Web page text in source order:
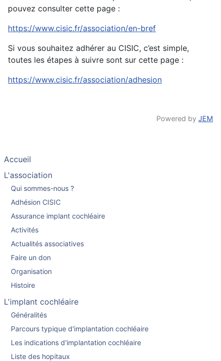
pouvez consulter cette page :
https://www.cisic.fr/association/en-bref
Si vous souhaitez adhérer au CISIC, c’est simple,
toutes les étapes à suivre sont sur cette page :
https://www.cisic.fr/association/adhesion
Powered by JEM
Accueil
L'association
Qui sommes-nous ?
Adhésion CISIC
Assurance implant cochléaire
Activités
Actualités associatives
Faire un don
Organisation
Histoire
L'implant cochléaire
Généralités
Parcours typique d'implantation cochléaire
Les indications d'implantation cochléaire
Liste des hopitaux